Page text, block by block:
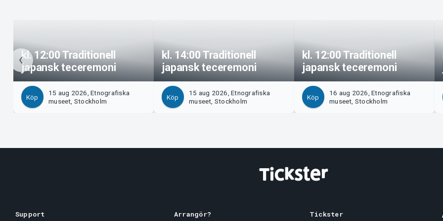
kl. 12:00 Traditionell
japansk teceremoni
Köp
15 aug 2026, Etnografiska
museet, Stockholm
kl. 14:00 Traditionell
japansk teceremoni
Köp
15 aug 2026, Etnografiska
museet, Stockholm
kl. 12:00 Traditionell
japansk teceremoni
Köp
16 aug 2026, Etnografiska
museet, Stockholm
Support Arrangör? Tickster